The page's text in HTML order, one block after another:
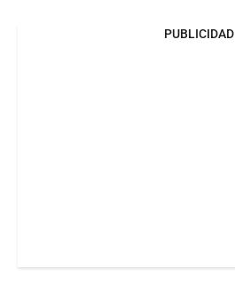
PUBLICIDAD